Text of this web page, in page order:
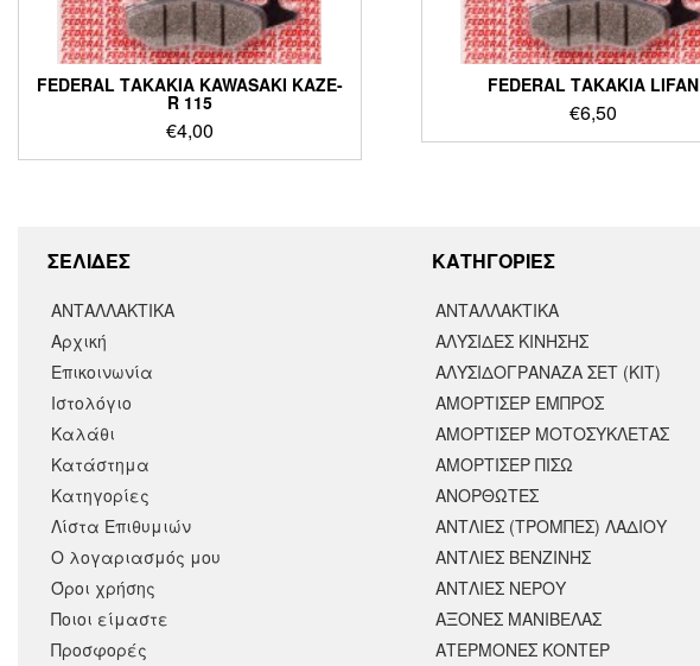
FEDERAL ΤΑΚΑΚΙΑ KAWASAKI KAZE-
R 115
€4,00
FEDERAL ΤΑΚΑΚΙΑ LIFAN
€6,50
ΣΕΛΙΔΕΣ
ΑΝΤΑΛΛΑΚΤΙΚΑ
Αρχική
Επικοινωνία
Ιστολόγιο
Καλάθι
Κατάστημα
Κατηγορίες
Λίστα Επιθυμιών
Ο λογαριασμός μου
Όροι χρήσης
Ποιοι είμαστε
Προσφορές
KΑΤΗΓΟΡΙΕΣ
ΑΝΤΑΛΛΑΚΤΙΚΆ
ΑΛΥΣΙΔΕΣ ΚΙΝΗΣΗΣ
ΑΛΥΣΙΔΟΓΡΑΝΑΖΑ ΣΕΤ (ΚΙΤ)
ΑΜΟΡΤΙΣΕΡ ΕΜΠΡΟΣ
ΑΜΟΡΤΙΣΈΡ ΜΟΤΟΣΥΚΛΈΤΑΣ
ΑΜΟΡΤΙΣΕΡ ΠΙΣΩ
ΑΝΟΡΘΩΤΕΣ
ΑΝΤΛΙΕΣ (ΤΡΟΜΠΕΣ) ΛΑΔΙΟΥ
ΑΝΤΛΙΕΣ ΒΕΝΖΙΝΗΣ
ΑΝΤΛΙΕΣ ΝΕΡΟΥ
ΑΞΟΝΕΣ ΜΑΝΙΒΕΛΑΣ
ΑΤΕΡΜΟΝΕΣ ΚΟΝΤΕΡ